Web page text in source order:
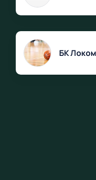
БК